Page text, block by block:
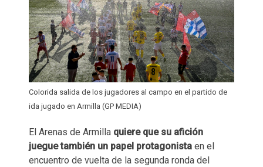
Colorida salida de los jugadores al campo en el partido de
ida jugado en Armilla (GP MEDIA)
El Arenas de Armilla quiere que su afición
juegue también un papel protagonista en el
encuentro de vuelta de la segunda ronda del